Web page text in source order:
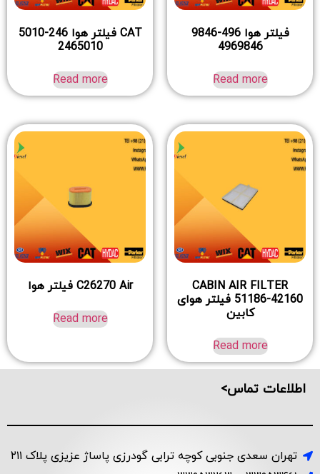
فیلتر هوا 496-9846
4969846
Read more
CAT فیلتر هوا 246-5010
2465010
Read more
CABIN AIR FILTER
51186-42160 فیلتر هوای
کابین
Read more
C26270 Air فیلتر هوا
Read more
اطلاعات تماس>
تهران سعدی جنوبی کوچه ترابی گودرزی پاساژ عزیزی پلاک ۲۱۱